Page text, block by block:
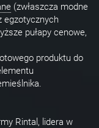
(zwłaszcza modne
egzotycznych
pułapy cenowe,
produktu do
Rintal, lidera w